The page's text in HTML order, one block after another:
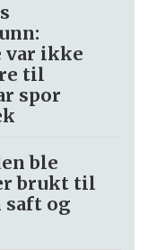
var ikke
til
spor
ble
brukt til
saft og